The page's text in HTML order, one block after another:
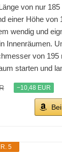
von nur
einer Höhe von
wendig und
Innenräumen.
von
starten und
−10,48 EUR
5